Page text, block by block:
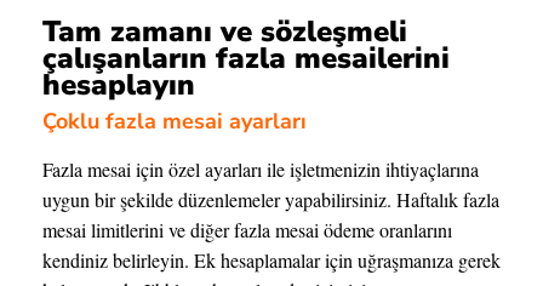
Tam zamanı ve sözleşmeli
çalışanların fazla mesailerini
hesaplayın
Çoklu fazla mesai ayarları
Fazla mesai için özel ayarları ile işletmenizin ihtiyaçlarına
uygun bir şekilde düzenlemeler yapabilirsiniz. Haftalık fazla
mesai limitlerini ve diğer fazla mesai ödeme oranlarını
kendiniz belirleyin. Ek hesaplamalar için uğraşmanıza gerek